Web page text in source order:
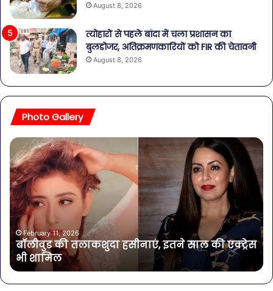
August 8, 2026
त्योहारों से पहले बांदा में चला प्रशासन का
बुलडोजर, अतिक्रमणकारियों को FIR की चेतावनी
August 8, 2026
Photo Gallery
बॉलीवुड
की
तलाकशुदा
हसीनाएं,
इतने
साल
की
एक्ट्रेस
शामिल
February 11, 2026
बॉलीवुड की तलाकशुदा हसीनाएं, इतने साल की एक्ट्रेस
भी शामिल
की
पर